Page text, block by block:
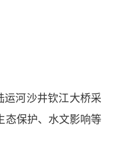
河沙井钦江大桥采
态保护、水文影响等